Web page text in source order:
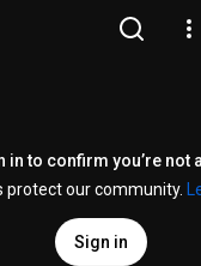
in to confirm you’re not
protect our community.
Sign in